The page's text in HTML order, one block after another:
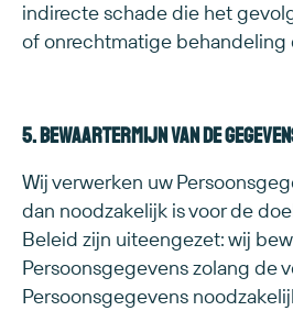
indirecte schade die het
of onrechtmatige behandeling
5. Bewaartermijn van de
Wij verwerken uw
dan noodzakelijk is voor de
Beleid zijn uiteengezet: wij
Persoonsgegevens zolang de
Persoonsgegevens